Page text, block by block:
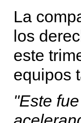
La
los
este
equipos
"Este